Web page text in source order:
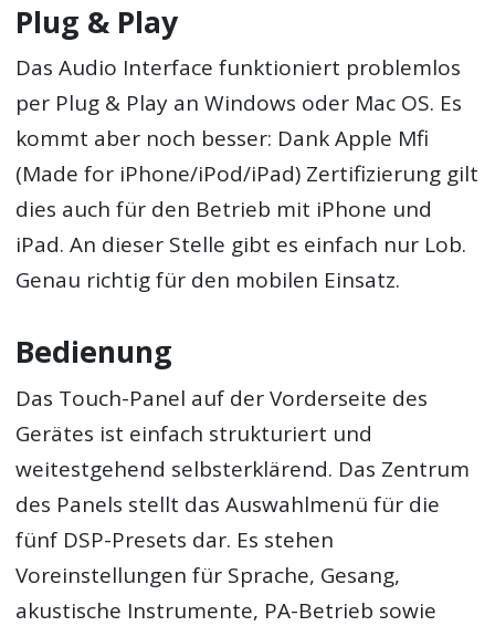
Plug & Play
Das Audio Interface funktioniert problemlos
per Plug & Play an Windows oder Mac OS. Es
kommt aber noch besser: Dank Apple Mfi
(Made for iPhone/iPod/iPad) Zertifizierung gilt
dies auch für den Betrieb mit iPhone und
iPad. An dieser Stelle gibt es einfach nur Lob.
Genau richtig für den mobilen Einsatz.
Bedienung
Das Touch-Panel auf der Vorderseite des
Gerätes ist einfach strukturiert und
weitestgehend selbsterklärend. Das Zentrum
des Panels stellt das Auswahlmenü für die
fünf DSP-Presets dar. Es stehen
Voreinstellungen für Sprache, Gesang,
akustische Instrumente, PA-Betrieb sowie